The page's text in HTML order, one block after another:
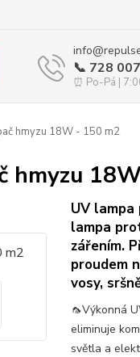
📞 728
⏰ Po-Pá |
hmyzu 18W - 150 m2
hmyzu
UV lampa
lampa
zářením.
proudem
vosy,
🦟Výkonná
eliminuje
světla a